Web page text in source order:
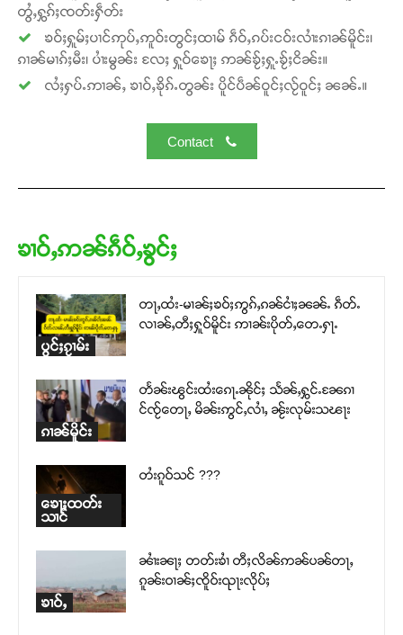
Support SHAN
တႃႇႁႂ်ႈသဵင်ၵၢင်ၸႂ်ၵူၼ်းမိူင်း ၵူႈတီႈၵူႈလႅၼ်ပေႃးတေၸွ
ဝ်ႇၽူႈတွႆႇႁွၵ်ႈ လႆႈယူႇၶႃႈဢေႃႈ။
တွႆႇႁွၵ်ႈၸတ်းႁဵတ်း
ၶဝ်ႈႁူမ်ႈပၢင်ဢုပ်ႇဢူဝ်းတွင်ႈထၢမ် ၵဵဝ်ႇၵပ်းငဝ်းလၢႆးၵၢၼ်မိူင်း၊
ၵၢၼ်မၢၵ်ႈမီး၊ ပၢႆးမွၼ်း လႄႈ ႁူဝ်ၶေႃႈ ဢၼ်ၶႂ်ႈႁူႉၶႂ်ႈငိၼ်း။
လႆႈႁပ်ႉဢၢၼ်ႇ ၶၢဝ်ႇၶိုၵ်ႉတွၼ်း ပိူင်ပဵၼ်ဝူင်ႈလႂ်ဝူင်ႈ ၼၼ်ႉ။
Contact
ၶၢဝ်ႇဢၼ်ၵဵဝ်ႇၶွင်ႈ
ပွင်ႈၵႂၢမ်း
တႃႇထႆး-မၢၼ်ႈၶဝ်ႈဢွၵ်ႇၵၼ်ငၢႆႈၼၼ်ႉ ၵဵတ်ႉ
လၢၼ်ႇတီႈႁူဝ်မိူင်း ဢၢၼ်းပိုတ်ႇတေႉႁႃႉ
ၵၢၼ်မိူင်း
တႅၼ်းၽွင်းထႆးၵေႃႉၼိုင်ႈ သႅၼ်ႇႁွင်ႉၼႄၵၢ
င်ၸႂ်တေႃႇ မိၼ်းဢွင်ႇလၢႆႇ ၼႂ်းလုမ်းသၽႃး
ၶေႃႈထတ်း
သၢင်
တႆးၵူဝ်သင် ???
ၶၢဝ်ႇ
ၼၢႆးၼႃႈ တတ်းၶၢႆ တီႈလိၼ်ဢၼ်ပၼ်တႃႇ
ၵူၼ်းဝၢၼ်ႈၸိူဝ်းၺႃးလိုပ်ႈ